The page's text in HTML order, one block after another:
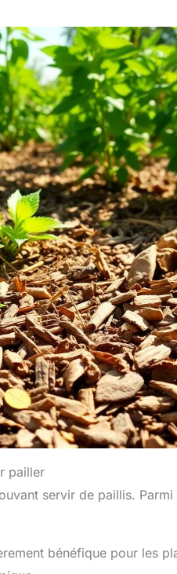
pailler
servir de paillis.
bénéfique pour les